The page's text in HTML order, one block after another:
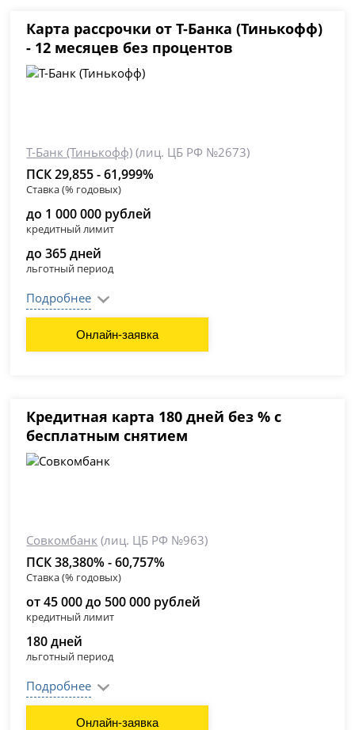
Карта рассрочки от Т-Банка (Тинькофф)
- 12 месяцев без процентов
Т-Банк (Тинькофф) (лиц. ЦБ РФ №2673)
ПСК 29,855 - 61,999%
Ставка (% годовых)
до 1 000 000 рублей
кредитный лимит
до 365 дней
льготный период
Подробнее
Онлайн-заявка
Кредитная карта 180 дней без % с
бесплатным снятием
Совкомбанк (лиц. ЦБ РФ №963)
ПСК 38,380% - 60,757%
Ставка (% годовых)
от 45 000 до 500 000 рублей
кредитный лимит
180 дней
льготный период
Подробнее
Онлайн-заявка